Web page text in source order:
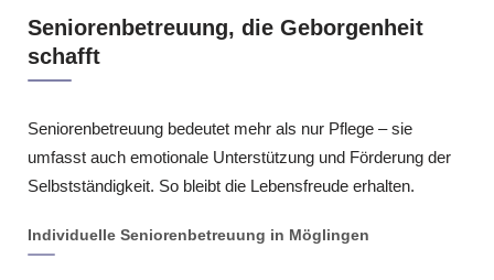
Seniorenbetreuung, die Geborgenheit
schafft
Seniorenbetreuung bedeutet mehr als nur Pflege – sie
umfasst auch emotionale Unterstützung und Förderung der
Selbstständigkeit. So bleibt die Lebensfreude erhalten.
Individuelle Seniorenbetreuung in Möglingen